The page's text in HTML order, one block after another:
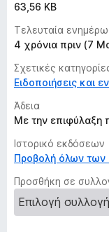
63,56 KB
Τελευταία
4 χρόνια πριν (7
Σχετικές
Ειδοποιήσεις και
Άδεια
Με την επιφύλαξη
Ιστορικό εκδόσεων
Προβολή όλων
Προσθήκη σε